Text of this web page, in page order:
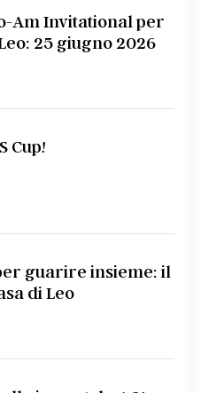
Am Invitational per
25 giugno 2026
Cup!
guarire insieme: il
di Leo